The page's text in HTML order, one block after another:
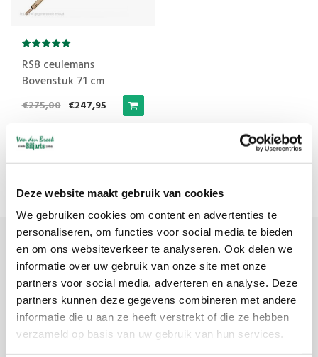
Deze website maakt gebruik van cookies
We gebruiken cookies om content en advertenties te
personaliseren, om functies voor social media te bieden
en om ons websiteverkeer te analyseren. Ook delen we
informatie over uw gebruik van onze site met onze
partners voor social media, adverteren en analyse. Deze
partners kunnen deze gegevens combineren met andere
informatie die u aan ze heeft verstrekt of die ze hebben
verzameld op basis van uw gebruik van hun services.
RS8 ceulemans
Bovenstuk 71 cm
11.75mm past ook op
andere merken
€275,00 €247,95
Meld je aan voor onze nieuwsbrief
Ontvang de laatste updates, nieuws en aanbiedingen via email